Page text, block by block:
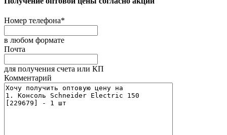
Номер телефона*
в любом формате
Почта
для получения счета или КП
Комментарий